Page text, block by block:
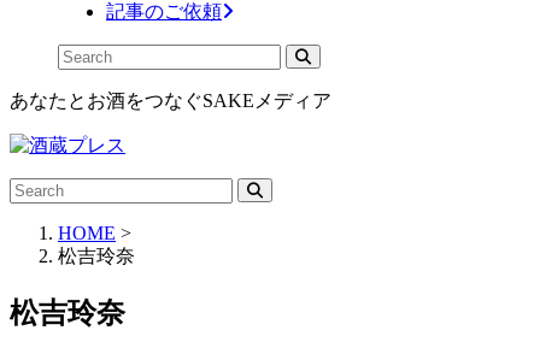
記事のご依頼
あなたとお酒をつなぐSAKEメディア
HOME >
松吉玲奈
松吉玲奈